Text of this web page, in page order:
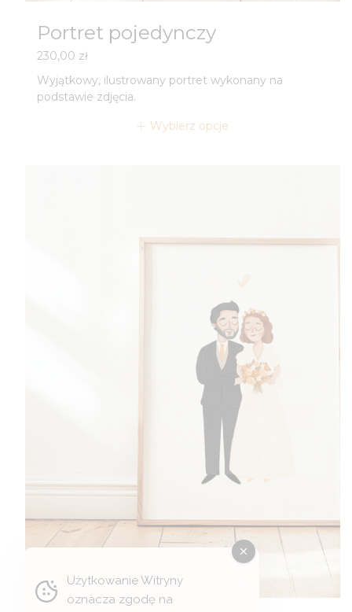
Portret pojedynczy
230,00 zł
Wyjątkowy, ilustrowany portret wykonany na
podstawie zdjęcia.
Wybierz opcje
Użytkowanie Witryny
oznacza zgodę na